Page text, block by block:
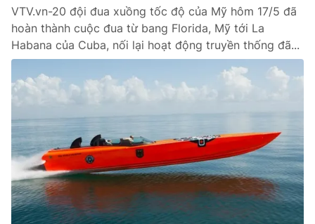
Hậu trường
Nhân vật
Khán giả
Giải trí
Điện ảnh
Sao
Đời sống
Du lịch
Làm đẹp
Chất lượng cuộc sống
Giáo dục
Tuyển sinh
Học trực tuyến
Công nghệ
Hitech Công nghệ tương lai
Sản phẩm
Thị trường
Giao lưu trực tuyến
Lịch phát sóng
VTV.vn-20 đội đua xuồng tốc độ của Mỹ hôm 17/5 đã
hoàn thành cuộc đua từ bang Florida, Mỹ tới La
Habana của Cuba, nối lại hoạt động truyền thống đã...